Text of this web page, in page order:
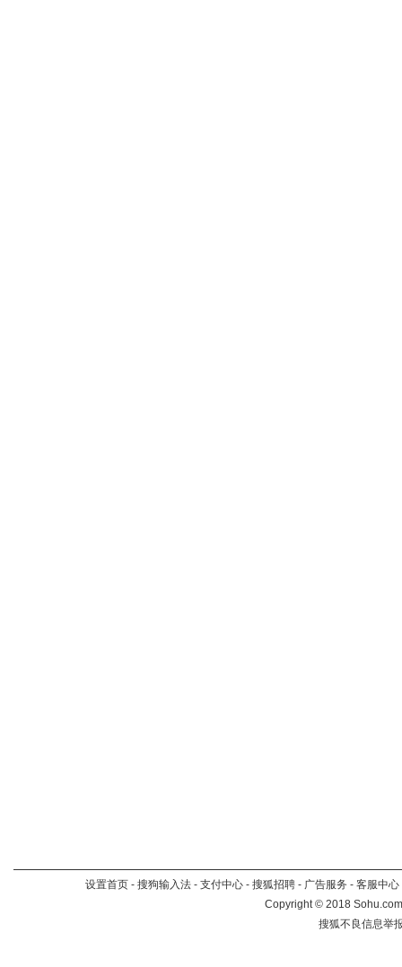
设置首页 - 搜狗输入法 - 支付中心 - 搜狐招聘 - 广告服务 - 客服中心
Copyright©2018
搜狐不良信息举